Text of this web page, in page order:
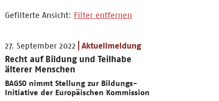
Gefilterte Ansicht: Filter entfernen
27. September 2022 Aktuellmeldung
Recht auf Bildung und Teilhabe
älterer Menschen
BAGSO nimmt Stellung zur Bildungs-
Initiative der Europäischen Kommission